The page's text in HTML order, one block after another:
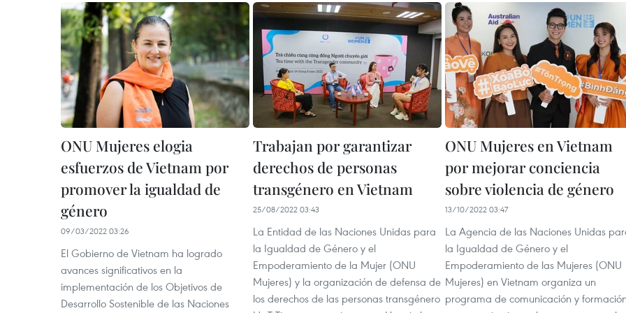
ONU Mujeres elogia
esfuerzos de Vietnam por
promover la igualdad de
género
09/03/2022 03:26
El Gobierno de Vietnam ha logrado
avances significativos en la
implementación de los Objetivos de
Desarrollo Sostenible de las Naciones
Trabajan por garantizar
derechos de personas
transgénero en Vietnam
25/08/2022 03:43
La Entidad de las Naciones Unidas para
la Igualdad de Género y el
Empoderamiento de la Mujer (ONU
Mujeres) y la organización de defensa de
los derechos de las personas transgénero
ONU Mujeres en Vietnam
por mejorar conciencia
sobre violencia de género
13/10/2022 03:47
La Agencia de las Naciones Unidas
la Igualdad de Género y el
Empoderamiento de las Mujeres (ONU
Mujeres) en Vietnam organiza un
programa de comunicación y